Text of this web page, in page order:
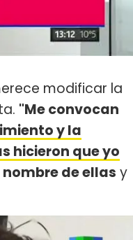
modificar la
"Me convocan
y la
hicieron que yo
de ellas y